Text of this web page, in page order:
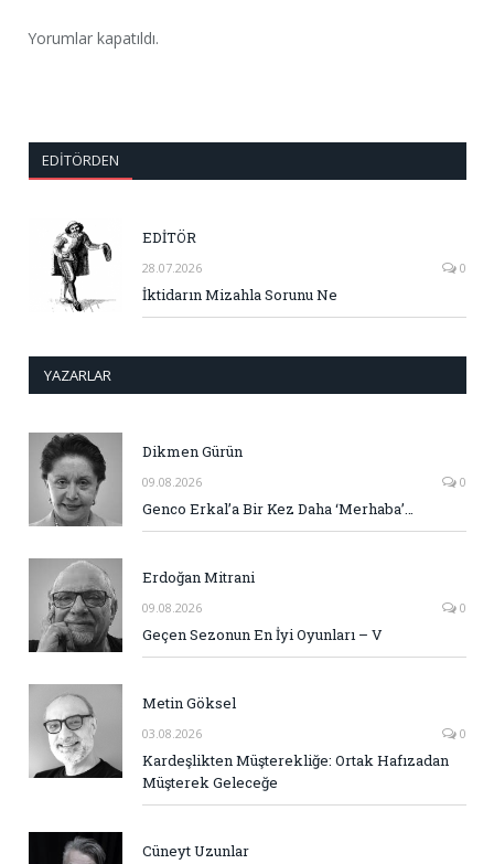
Yorumlar kapatıldı.
EDITÖRDEN
EDİTÖR
28.07.2026 0
İktidarın Mizahla Sorunu Ne
YAZARLAR
Dikmen Gürün
09.08.2026 0
Genco Erkal’a Bir Kez Daha ‘Merhaba’…
Erdoğan Mitrani
09.08.2026 0
Geçen Sezonun En İyi Oyunları – V
Metin Göksel
03.08.2026 0
Kardeşlikten Müşterekliğe: Ortak Hafızadan
Müşterek Geleceğe
Cüneyt Uzunlar